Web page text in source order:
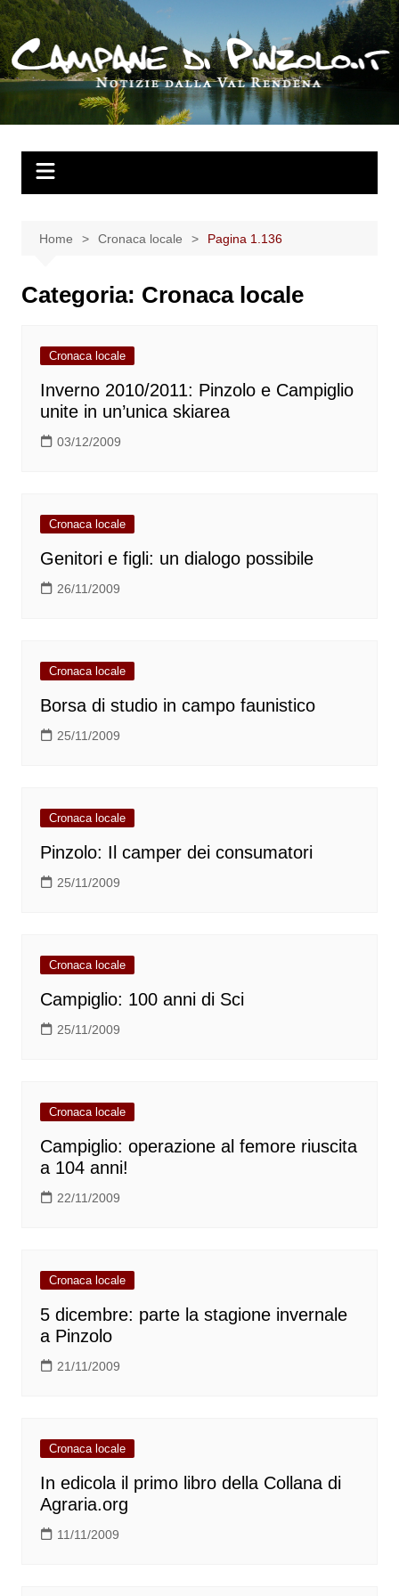
Salta
al
contenuto
Home Cronaca locale Pagina 1.136
Categoria: Cronaca locale
Cronaca locale
Inverno 2010/2011: Pinzolo e Campiglio
unite in un’unica skiarea
03/12/2009
Cronaca locale
Genitori e figli: un dialogo possibile
26/11/2009
Cronaca locale
Borsa di studio in campo faunistico
25/11/2009
Cronaca locale
Pinzolo: Il camper dei consumatori
25/11/2009
Cronaca locale
Campiglio: 100 anni di Sci
25/11/2009
Cronaca locale
Campiglio: operazione al femore riuscita
a 104 anni!
22/11/2009
Cronaca locale
5 dicembre: parte la stagione invernale
a Pinzolo
21/11/2009
Cronaca locale
In edicola il primo libro della Collana di
Agraria.org
11/11/2009